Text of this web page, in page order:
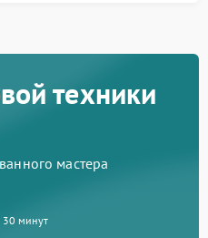
техники
мастера
30 минут